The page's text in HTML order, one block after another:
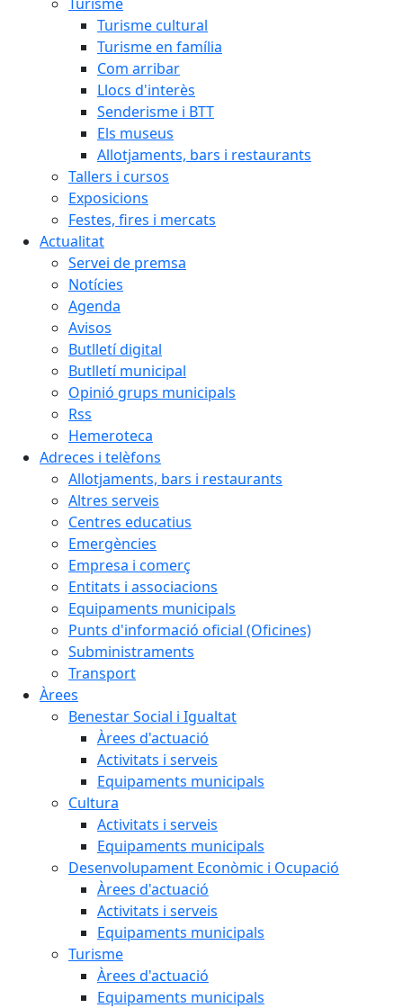
Turisme cultural
Turisme en família
Com arribar
Llocs d'interès
Senderisme i BTT
Els museus
Allotjaments, bars i restaurants
Tallers i cursos
Exposicions
Festes, fires i mercats
Actualitat
Servei de premsa
Notícies
Agenda
Avisos
Butlletí digital
Butlletí municipal
Opinió grups municipals
Rss
Hemeroteca
Adreces i telèfons
Allotjaments, bars i restaurants
Altres serveis
Centres educatius
Emergències
Empresa i comerç
Entitats i associacions
Equipaments municipals
Punts d'informació oficial (Oficines)
Subministraments
Transport
Àrees
Benestar Social i Igualtat
Àrees d'actuació
Activitats i serveis
Equipaments municipals
Cultura
Activitats i serveis
Equipaments municipals
Desenvolupament Econòmic i Ocupació
Àrees d'actuació
Activitats i serveis
Equipaments municipals
Turisme
Àrees d'actuació
Equipaments municipals